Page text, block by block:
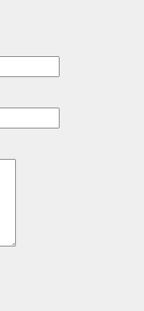
zurück:
ist seit dem
ein Symbol für
war sie eine
sie sich zur
auf die